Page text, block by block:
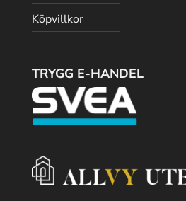
Köpvillkor
TRYGG E-HANDEL